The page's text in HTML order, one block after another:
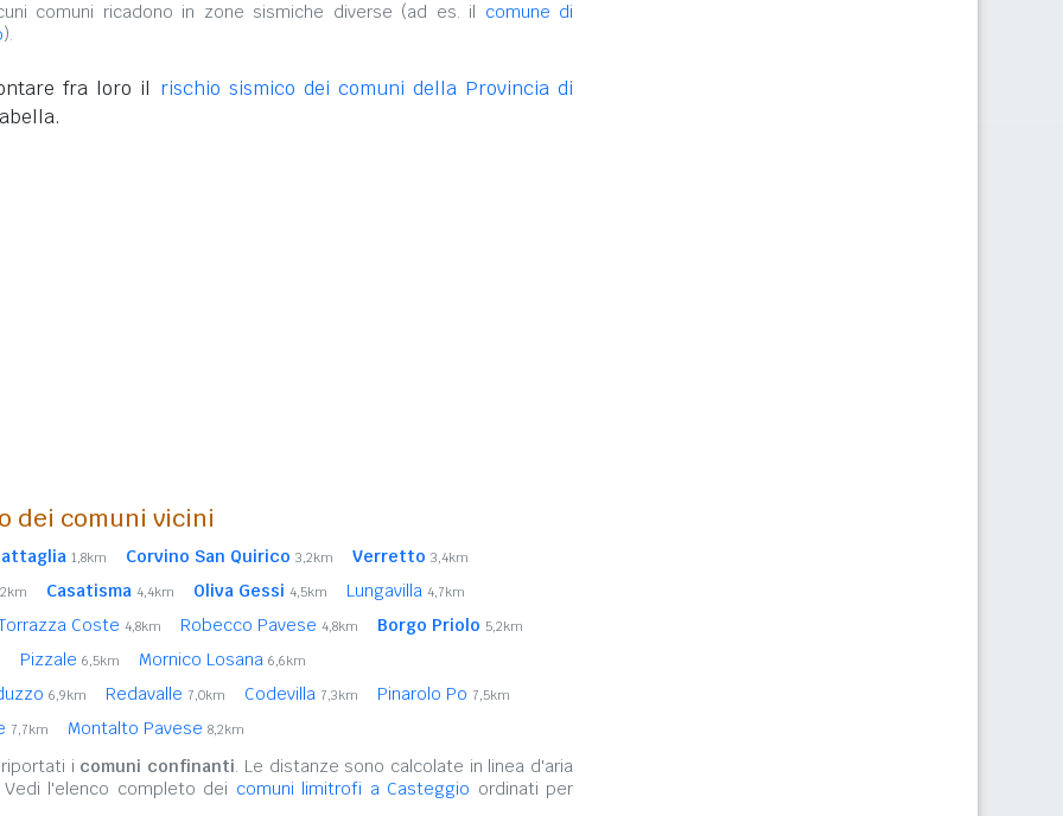
comuni ricadono in zone sismiche diverse (ad es. il comune di
).
fra loro il rischio sismico dei comuni della Provincia di
dei comuni vicini
1,8km Corvino San Quirico 3,2km Verretto 3,4km
Casatisma 4,4km Oliva Gessi 4,5km Lungavilla 4,7km
Coste 4,8km Robecco Pavese 4,8km Borgo Priolo 5,2km
Pizzale 6,5km Mornico Losana 6,6km
6,9km Redavalle 7,0km Codevilla 7,3km Pinarolo Po 7,5km
7,7km Montalto Pavese 8,2km
i comuni confinanti. Le distanze sono calcolate in linea d'aria
l'elenco completo dei comuni limitrofi a Casteggio ordinati per